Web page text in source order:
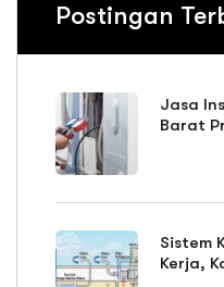
Postingan
Jasa
Barat
Sistem
Kerja,